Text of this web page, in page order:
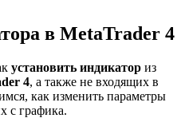
в MetaTrader 4
установить индикатор из
4, а также не входящих в
как изменить параметры
с графика.